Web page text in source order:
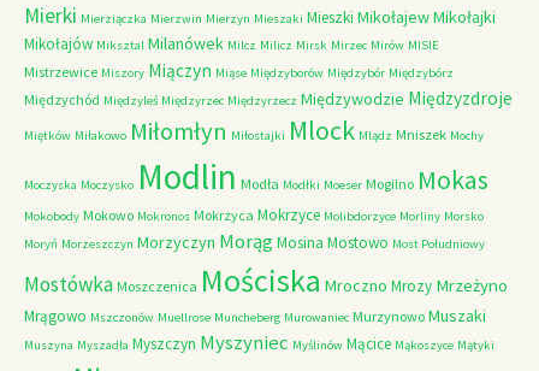
Mierki Mierziączka Mierzwin Mierzyn Mieszaki Mieszki MikołajewMikołajki
Mikołajów Miksztal Milanówek Milcz Milicz Mirsk Mirzec Mirów MISIE
Mistrzewice Miszory Miączyn Miąse Międzyborów Międzybór Międzybórz
Międzychód Międzyleś Międzyrzec Międzyrzecz Międzywodzie Międzyzdroje
Miętków Miłakowo Miłomłyn Miłostajki Mlock Mlądz Mniszek Mochy
Moczyska Moczysko Modlin Modła Modłki Moeser Mogilno Mokas
Mokobody Mokowo Mokronos Mokrzyca Mokrzyce Molibdorzyce Morliny Morsko
Moryń Morzeszczyn Morzyczyn MorągMosina Mostowo Most Południowy
Mostówka Moszczenica Mościska Mroczno Mrozy Mrzeżyno
Mrągowo Mszczonów Muellrose Muncheberg Murowaniec Murzynowo Muszaki
Muszyna Myszadła Myszczyn Myszyniec Myślinów Mącice Mąkoszyce Mątyki